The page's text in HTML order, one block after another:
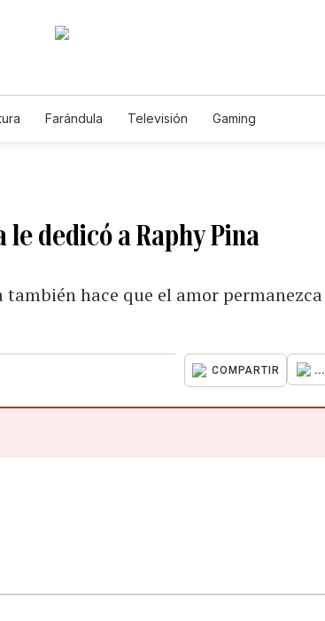
Farándula Televisión Gaming
dedicó a Raphy Pina
hace que el amor permanezca
COMPARTIR ...